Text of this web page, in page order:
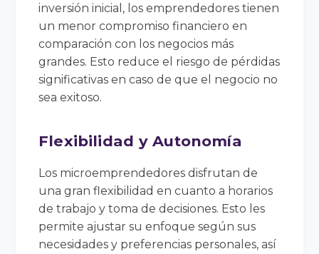
inversión inicial, los emprendedores tienen
un menor compromiso financiero en
comparación con los negocios más
grandes. Esto reduce el riesgo de pérdidas
significativas en caso de que el negocio no
sea exitoso.
Flexibilidad y Autonomía
Los microemprendedores disfrutan de
una gran flexibilidad en cuanto a horarios
de trabajo y toma de decisiones. Esto les
permite ajustar su enfoque según sus
necesidades y preferencias personales, así